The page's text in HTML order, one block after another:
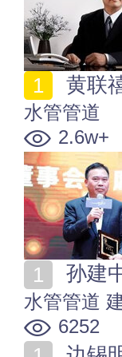
黄联
水管管道
2.6w+
孙建
水管管道
6252